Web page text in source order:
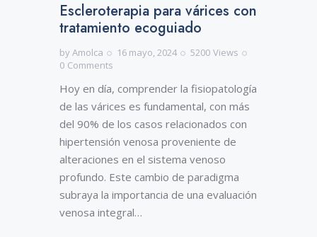
Escleroterapia para várices con
tratamiento ecoguiado
byAmolca 16 mayo, 2024 5200 Views
0 Comments
Hoy en día, comprender la fisiopatología
de las várices es fundamental, con más
del 90% de los casos relacionados con
hipertensión venosa proveniente de
alteraciones en el sistema venoso
profundo. Este cambio de paradigma
subraya la importancia de una evaluación
venosa integral…